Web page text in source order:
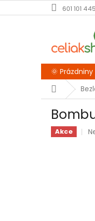
na
601 101 445
🌞
Domů
Akce